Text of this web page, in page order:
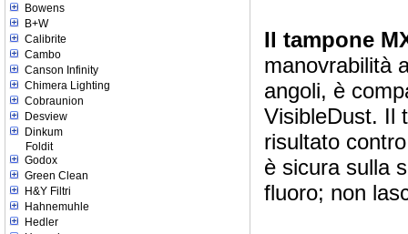
Bowens
B+W
Calibrite
Cambo
Canson Infinity
Chimera Lighting
Cobraunion
Desview
Dinkum
Foldit
Godox
Green Clean
H&Y Filtri
Hahnemuhle
Hedler
Il tampone
manovrabilità
angoli, è
VisibleDust. Il
risultato
è sicura sulla
fluoro; non